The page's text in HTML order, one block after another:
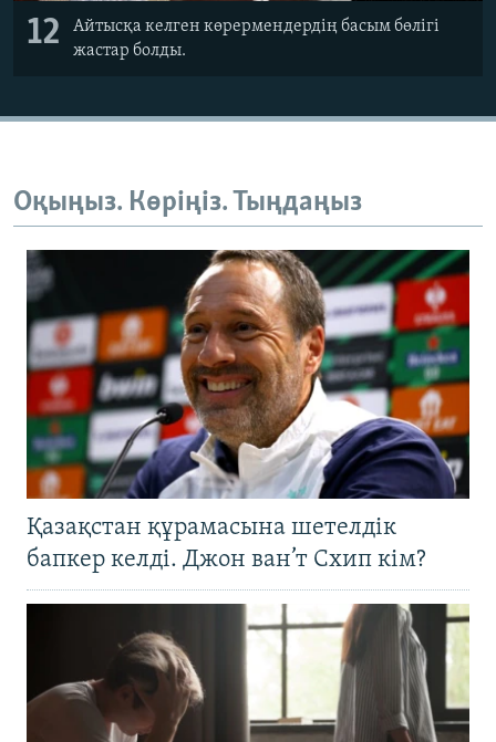
12
Айтысқа келген көрермендердің басым бөлігі
жастар болды.
Оқыңыз. Көріңіз. Тыңдаңыз
Қазақстан құрамасына шетелдік
бапкер келді. Джон ван’т Схип кім?